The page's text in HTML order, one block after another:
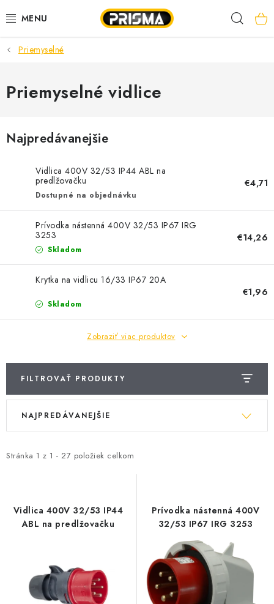
na
OBCHOD
ČINNOSTI
AKCIE
LED PÁSY
ROZVÁDZAČE
KÁBLE A VODIČE
SVORKY, ROZBOČOVAČE A OSTATNÉ
BLESKOZVOD
BATÉRIE A NABÍJAČKY
ELEKTRICKÉ VYKUROVANIE A VENTILÁCIA
NÁRADIE A KOTVIACI MATERIÁL
ÚLOŽNÝ MATERIÁL
ZÁSUVKY A VYPÍNAČE
Priemyselné
Priemyselné vidlice
Najpredávanejšie
Vidlica 400V 32/53 IP44 ABL na
predlžovačku
Dostupné na objednávku
€4,71
Prívodka nástenná 400V 32/53 IP67 IRG
3253
Skladom
€14,26
Krytka na vidlicu 16/33 IP67 20A
Skladom
€1,96
Zobraziť viac produktov
FILTROVAŤ PRODUKTY
V
i
Stránka 1 z 1 - 27 položiek celkom
R
e
e
NAJPREDÁVANEJŠIE
Vidlica 400V 32/53 IP44
ABL na predlžovačku
Prívodka nástenná 400V
32/53 IP67 IRG 3253